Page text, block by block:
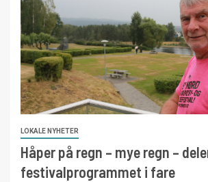
LOKALE NYHETER
Håper på regn – mye regn –
festivalprogrammet i fare